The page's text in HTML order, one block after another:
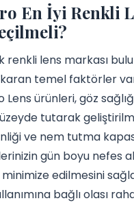
En İyi Renkli
renkli lens markası
temel faktörler
Lens ürünleri, göz
tutarak
ve nem tutma
gün boyu nefes
edilmesini
bağlı olası